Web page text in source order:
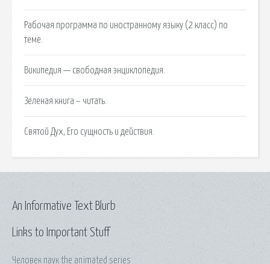
Рабочая программа по иностранному языку (2 класс) по
теме.
Википедия — свободная энциклопедия.
Зеленая книга – читать.
Святой Дух, Его сущность и действия.
Links to Important Stuff
Человек паук the animated series
An Informative Text Blurb